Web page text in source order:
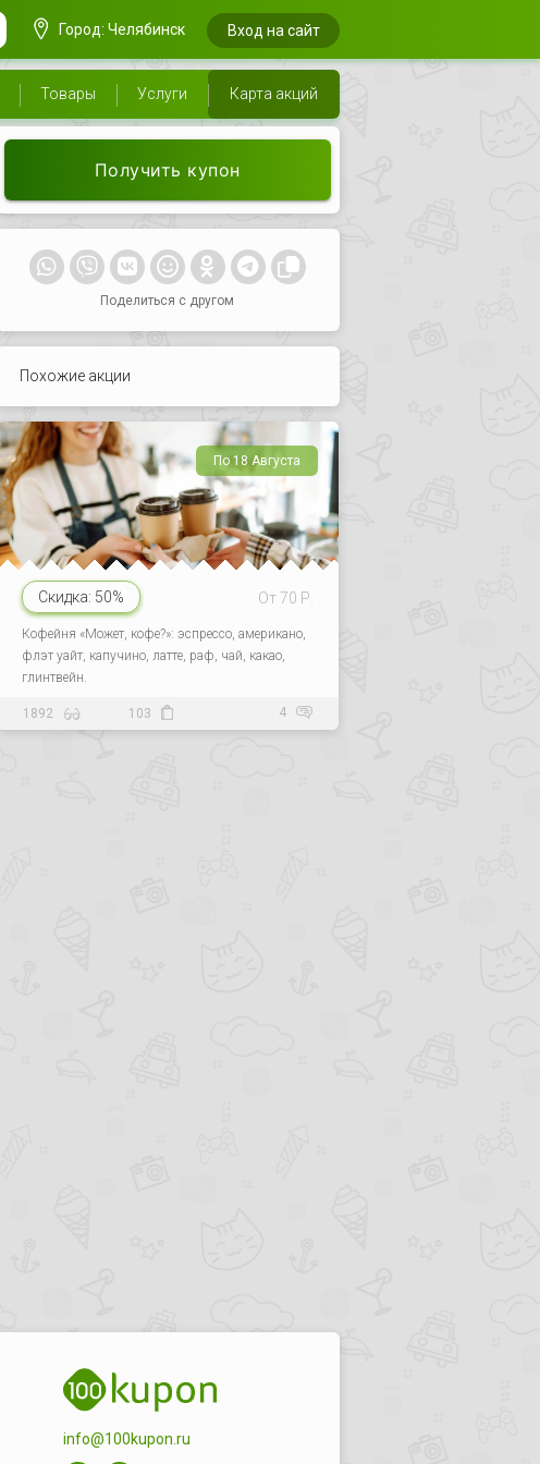
Город: Челябинск Вход на сайт
Товары Услуги Карта акций
Получить купон
Поделиться с другом
Похожие акции
По 18 Августа
Скидка: 50% От 70 Р.
Кофейня «Может, кофе?»: эспрессо, американо,
флэт уайт, капучино, латте, раф, чай, какао,
глинтвейн.
1892 103 4
info@100kupon.ru